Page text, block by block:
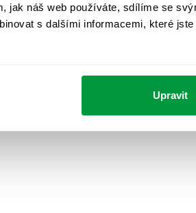
jak náš web používáte, sdílíme se
s dalšími informacemi, které
Upravit